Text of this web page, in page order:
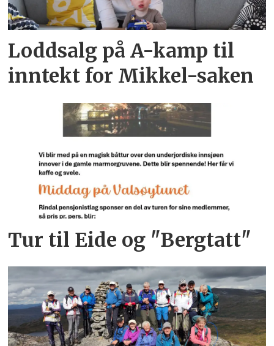
Loddsalg på A-kamp til
inntekt for Mikkel-saken
Tur til Eide og "Bergtatt"